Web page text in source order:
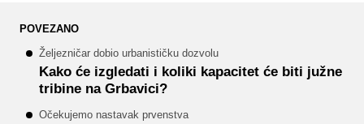
POVEZANO
Željezničar dobio urbanističku dozvolu
Kako će izgledati i koliki kapacitet će biti južne
tribine na Grbavici?
Očekujemo nastavak prvenstva